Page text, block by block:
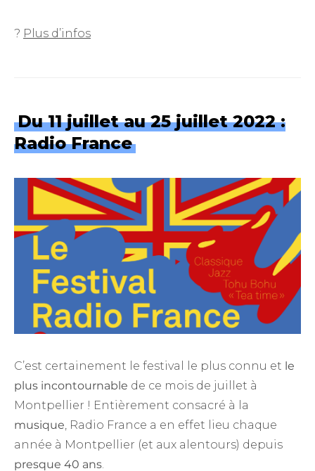
? Plus d’infos
Du 11 juillet au 25 juillet 2022 :
Radio France
C’est certainement le festival le plus connu et le
plus incontournable de ce mois de juillet à
Montpellier ! Entièrement consacré à la
musique, Radio France a en effet lieu chaque
année à Montpellier (et aux alentours) depuis
presque 40 ans.